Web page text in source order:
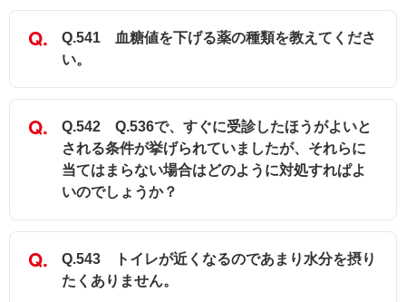
Q.541 血糖値を下げる薬の種類を教えてくださ
い。
Q.542 Q.536で、すぐに受診したほうがよいと
される条件が挙げられていましたが、それらに
当てはまらない場合はどのように対処すれぱよ
いのでしょうか？
Q.543 トイレが近くなるのであまり水分を摂り
たくありません。